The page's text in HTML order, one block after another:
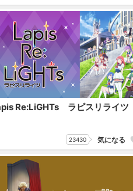
Re:LiGHTs ラピスリライツ
23430 気になる